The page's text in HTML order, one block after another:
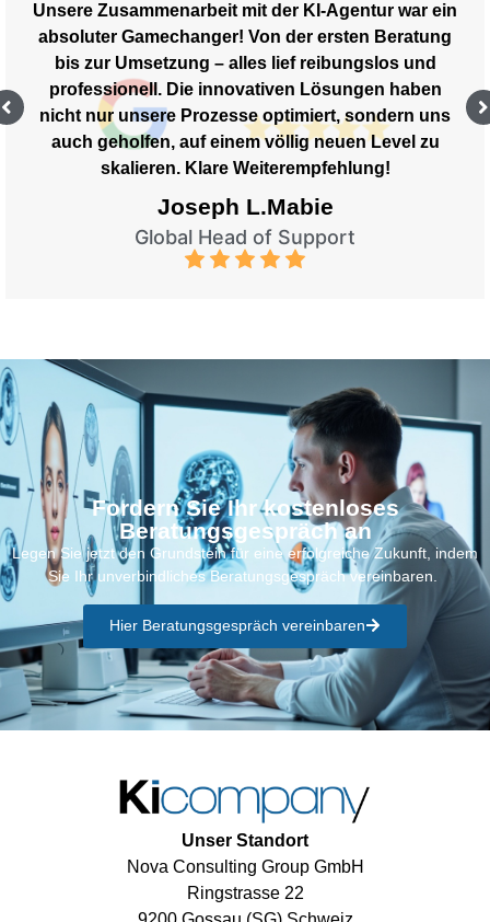
Unsere zufriedenen Kunden
Unsere Zusammenarbeit mit der KI-Agentur war ein
absoluter Gamechanger! Von der ersten Beratung
bis zur Umsetzung – alles lief reibungslos und
professionell. Die innovativen Lösungen haben
nicht nur unsere Prozesse optimiert, sondern uns
auch geholfen, auf einem völlig neuen Level zu
skalieren. Klare Weiterempfehlung!
Joseph L.Mabie
Global Head of Support
Fordern Sie Ihr kostenloses
Beratungsgespräch an
Legen Sie jetzt den Grundstein für eine erfolgreiche Zukunft, indem
Sie Ihr unverbindliches Beratungsgespräch vereinbaren.
Hier Beratungsgespräch vereinbaren
Unser Standort
Nova Consulting Group GmbH
Ringstrasse 22